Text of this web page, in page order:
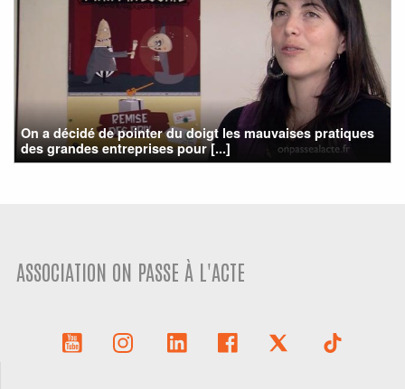
On a décidé de pointer du doigt les mauvaises pratiques
des grandes entreprises pour [...]
ASSOCIATION ON PASSE À L'ACTE